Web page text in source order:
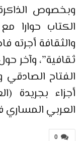
وبخصوص
الكتاب حوارا
والثقافة أجرته
ثقافية”، وآخر
الفتاح
أجزاء بجريدة
العربي
0